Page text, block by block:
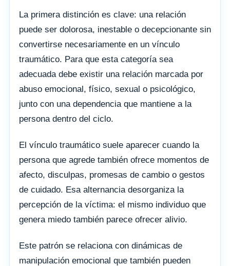
La primera distinción es clave: una relación
puede ser dolorosa, inestable o decepcionante sin
convertirse necesariamente en un vínculo
traumático. Para que esta categoría sea
adecuada debe existir una relación marcada por
abuso emocional, físico, sexual o psicológico,
junto con una dependencia que mantiene a la
persona dentro del ciclo.
El vínculo traumático suele aparecer cuando la
persona que agrede también ofrece momentos de
afecto, disculpas, promesas de cambio o gestos
de cuidado. Esa alternancia desorganiza la
percepción de la víctima: el mismo individuo que
genera miedo también parece ofrecer alivio.
Este patrón se relaciona con dinámicas de
manipulación emocional que también pueden